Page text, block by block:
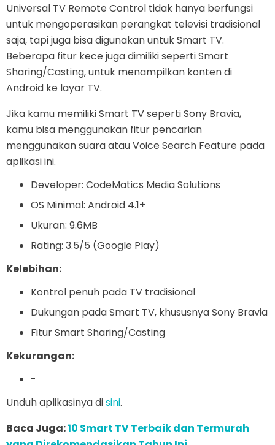
Universal TV Remote Control tidak hanya berfungsi
untuk mengoperasikan perangkat televisi tradisional
saja, tapi juga bisa digunakan untuk Smart TV.
Beberapa fitur kece juga dimiliki seperti Smart
Sharing/Casting, untuk menampilkan konten di
Android ke layar TV.
Jika kamu memiliki Smart TV seperti Sony Bravia,
kamu bisa menggunakan fitur pencarian
menggunakan suara atau Voice Search Feature pada
aplikasi ini.
Developer: CodeMatics Media Solutions
OS Minimal: Android 4.1+
Ukuran: 9.6MB
Rating: 3.5/5 (Google Play)
Kelebihan:
Kontrol penuh pada TV tradisional
Dukungan pada Smart TV, khususnya Sony Bravia
Fitur Smart Sharing/Casting
Kekurangan:
-
Unduh aplikasinya disini.
Baca Juga:10 Smart TV Terbaik dan Termurah